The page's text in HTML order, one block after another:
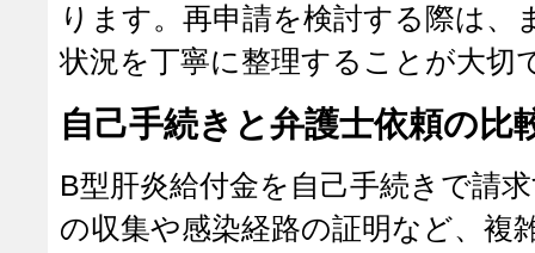
ります。再申請を検討する際は、
状況を丁寧に整理することが大切
自己手続きと弁護士依頼の比
B型肝炎給付金を自己手続きで請
の収集や感染経路の証明など、複